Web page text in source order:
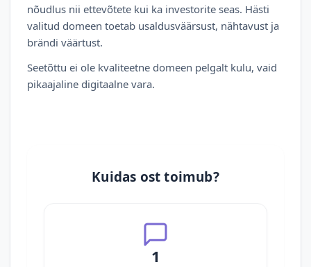
nõudlus nii ettevõtete kui ka investorite seas. Hästi
valitud domeen toetab usaldusväärsust, nähtavust ja
brändi väärtust.
Seetõttu ei ole kvaliteetne domeen pelgalt kulu, vaid
pikaajaline digitaalne vara.
Kuidas ost toimub?
1